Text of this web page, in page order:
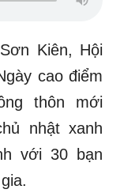
Kiên, Hội
cao điểm
thôn mới
nhật xanh
với 30 bạn